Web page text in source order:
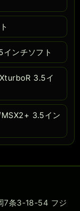
ンチソフト
3.5イ
3.5イン
7条3-18-54 フジ